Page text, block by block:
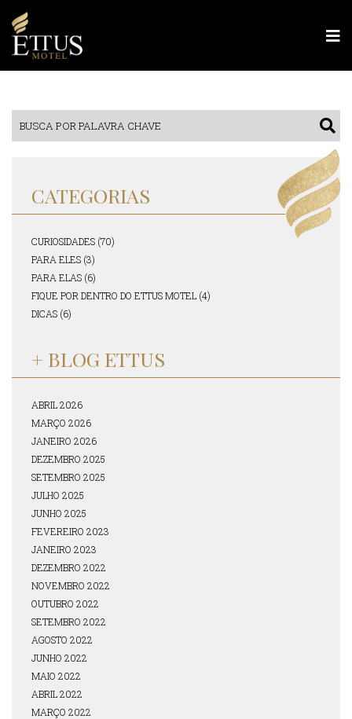
CATEGORIAS
CURIOSIDADES (70)
PARA ELES (3)
PARA ELAS (6)
FIQUE POR DENTRO DO ETTUS MOTEL (4)
DICAS (6)
+ BLOG ETTUS
ABRIL 2026
MARÇO 2026
JANEIRO 2026
DEZEMBRO 2025
SETEMBRO 2025
JULHO 2025
JUNHO 2025
FEVEREIRO 2023
JANEIRO 2023
DEZEMBRO 2022
NOVEMBRO 2022
OUTUBRO 2022
SETEMBRO 2022
AGOSTO 2022
JUNHO 2022
MAIO 2022
ABRIL 2022
MARÇO 2022